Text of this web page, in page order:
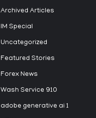
Archived Articles
IM Special
Uncategorized
Featured Stories
Forex News
Wash Service 910
adobe generative ai 1